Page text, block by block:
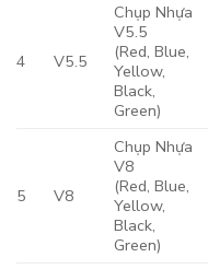
4 V5.5
Chụp Nhựa
V5.5
(Red, Blue,
Yellow,
Black,
Green)
5 V8
Chụp Nhựa
V8
(Red, Blue,
Yellow,
Black,
Green)